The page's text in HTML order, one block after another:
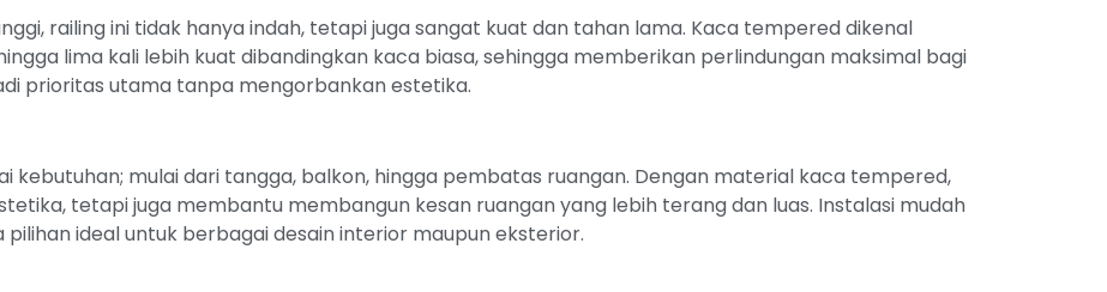
railing ini tidak hanya indah, tetapi juga sangat kuat dan tahan lama. Kaca tempered dikenal
lima kali lebih kuat dibandingkan kaca biasa, sehingga memberikan perlindungan maksimal bagi
prioritas utama tanpa mengorbankan estetika.
kebutuhan; mulai dari tangga, balkon, hingga pembatas ruangan. Dengan material kaca tempered,
tetapi juga membantu membangun kesan ruangan yang lebih terang dan luas. Instalasi mudah
ideal untuk berbagai desain interior maupun eksterior.